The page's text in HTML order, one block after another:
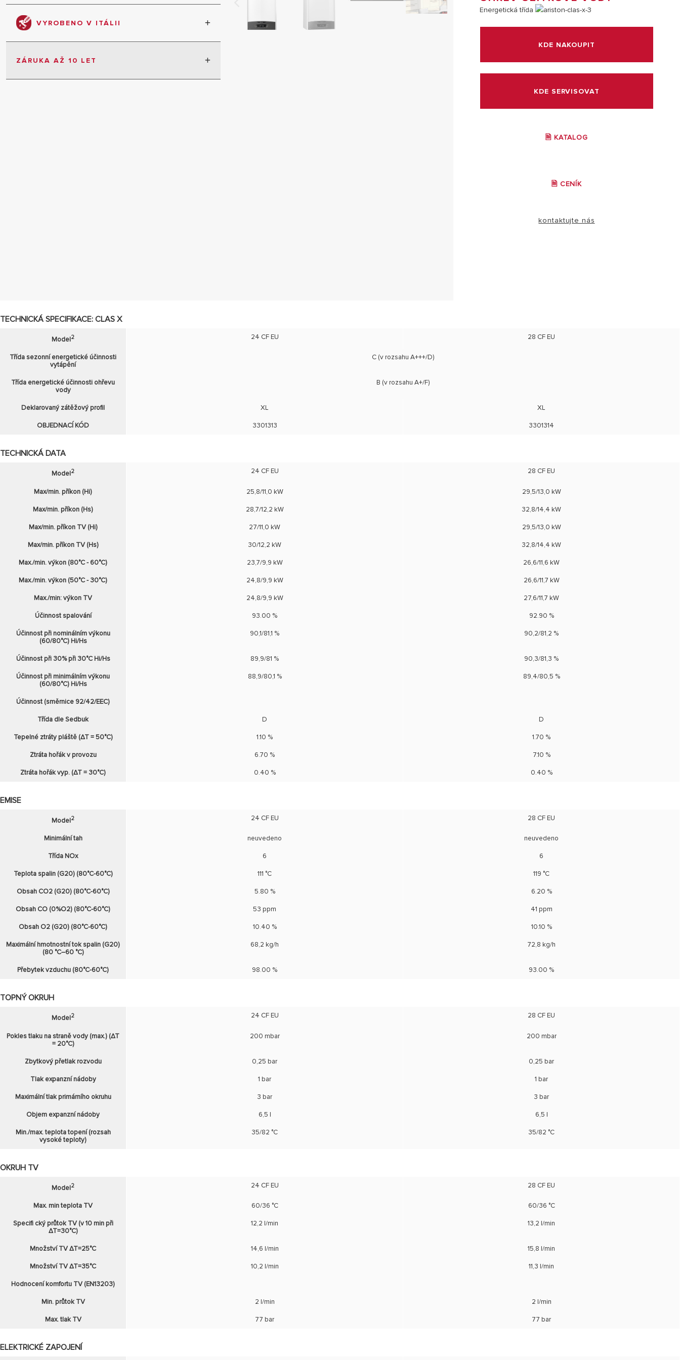
VYROBENO V ITÁLII
Zaručená kvalita výroby
ZÁRUKA AŽ 10 LET
5 let záruka bez omezení
Energetická třída
KDE NAKOUPIT
KDE SERVISOVAT
🗎 KATALOG
🗎 CENÍK
kontaktujte nás
TECHNICKÁ SPECIFIKACE: CLAS X
Model2 24 CF EU 28 CF EU
Třída sezonní energetické účinnosti
vytápění
C (v rozsahu A+++/D)
Třída energetické účinnosti ohřevu
vody
B (v rozsahu A+/F)
Deklarovaný zátěžový profil XL XL
OBJEDNACÍ KÓD 3301313 3301314
TECHNICKÁ DATA
Model2 24 CF EU 28 CF EU
Max/min. příkon (Hi) 25,8/11,0 kW 29,5/13,0 kW
Max/min. příkon (Hs) 28,7/12,2 kW 32,8/14,4 kW
Max/min. příkon TV (Hi) 27/11,0 kW 29,5/13,0 kW
Max/min. příkon TV (Hs) 30/12,2 kW 32,8/14,4 kW
Max./min. výkon (80°C - 60°C) 23,7/9,9 kW 26,6/11,6 kW
Max./min. výkon (50°C - 30°C) 24,8/9,9 kW 26,6/11,7 kW
Max./min: výkon TV 24,8/9,9 kW 27,6/11,7 kW
Účinnost spalování 93.00 % 92.90 %
Účinnost při nominálním výkonu
(60/80°C) Hi/Hs
90,1/81,1 % 90,2/81,2 %
Účinnost při 30% při 30°C Hi/Hs 89,9/81 % 90,3/81,3 %
Účinnost při minimálním výkonu
(60/80°C) Hi/Hs
88,9/80,1 % 89,4/80,5 %
Účinnost (směrnice 92/42/EEC)
Třída dle Sedbuk D D
Tepelné ztráty pláště (∆T = 50°C) 1.10 % 1.70 %
Ztráta hořák v provozu 6.70 % 7.10 %
Ztráta hořák vyp. (∆T = 30°C) 0.40 % 0.40 %
EMISE
Model2 24 CF EU 28 CF EU
Minimální tah neuvedeno neuvedeno
Třída NOx 6 6
Teplota spalin (G20) (80°C-60°C) 111 °C 119 °C
Obsah CO2 (G20) (80°C-60°C) 5.80 % 6.20 %
Obsah CO (0%O2) (80°C-60°C) 53 ppm 41 ppm
Obsah O2 (G20) (80°C-60°C) 10.40 % 10.10 %
Maximální hmotnostní tok spalin (G20)
(80 °C–60 °C)
68,2 kg/h 72,8 kg/h
Přebytek vzduchu (80°C-60°C) 98.00 % 93.00 %
TOPNÝ OKRUH
Model2 24 CF EU 28 CF EU
Pokles tlaku na straně vody (max.) (∆T
= 20°C)
200 mbar 200 mbar
Zbytkový přetlak rozvodu 0,25 bar 0,25 bar
Tlak expanzní nádoby 1 bar 1 bar
Maximální tlak primárního okruhu 3 bar 3 bar
Objem expanzní nádoby 6,5 l 6,5 l
Min./max. teplota topení (rozsah
vysoké teploty)
35/82 °C 35/82 °C
OKRUH TV
Model2 24 CF EU 28 CF EU
Max. min teplota TV 60/36 °C 60/36 °C
Specifi cký průtok TV (v 10 min při
∆T=30°C)
12,2 l/min 13,2 l/min
Množství TV ∆T=25°C 14,6 l/min 15,8 l/min
Množství TV ∆T=35°C 10,2 l/min 11,3 l/min
Hodnocení komfortu TV (EN13203)
Min. průtok TV 2 l/min 2 l/min
Max. tlak TV 77 bar 77 bar
ELEKTRICKÉ ZAPOJENÍ